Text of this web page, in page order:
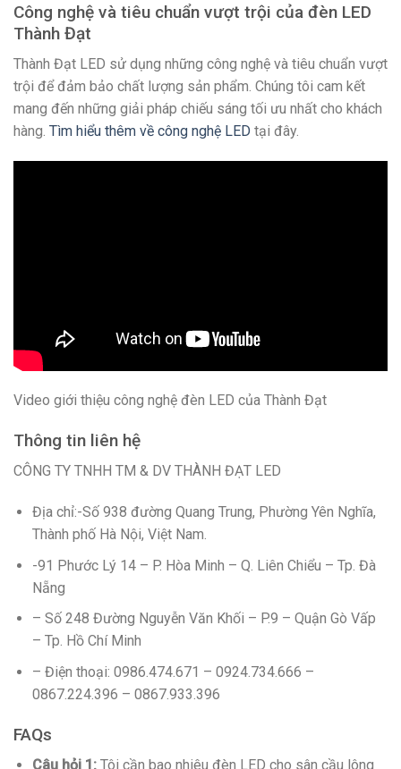
Công nghệ và tiêu chuẩn vượt trội của đèn LED
Thành Đạt
Thành Đạt LED sử dụng những công nghệ và tiêu chuẩn vượt
trội để đảm bảo chất lượng sản phẩm. Chúng tôi cam kết
mang đến những giải pháp chiếu sáng tối ưu nhất cho khách
hàng. Tìm hiểu thêm về công nghệ LED tại đây.
Video giới thiệu công nghệ đèn LED của Thành Đạt
Thông tin liên hệ
CÔNG TY TNHH TM & DV THÀNH ĐẠT LED
Địa chỉ:-Số 938 đường Quang Trung, Phường Yên Nghĩa,
Thành phố Hà Nội, Việt Nam.
-91 Phước Lý 14 – P. Hòa Minh – Q. Liên Chiểu – Tp. Đà
Nẵng
– Số 248 Đường Nguyễn Văn Khối – P.9 – Quận Gò Vấp
– Tp. Hồ Chí Minh
– Điện thoại: 0986.474.671 – 0924.734.666 –
0867.224.396 – 0867.933.396
FAQs
Câu hỏi 1:Tôi cần bao nhiêu đèn LED cho sân cầu lông